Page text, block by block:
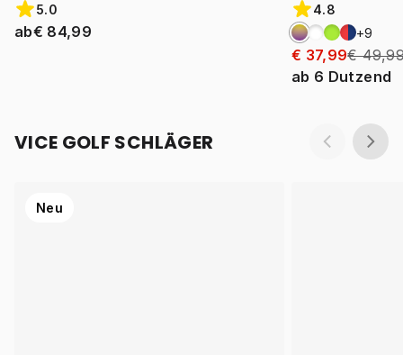
5.0
ab€ 84,99
4.8
+9
€ 37,99€
ab 6 Dutzend
VICE GOLF SCHLÄGER
Neu